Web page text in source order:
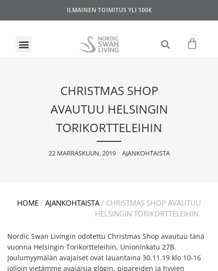
ILMAINEN TOIMITUS YLI 100€
CHRISTMAS SHOP
AVAUTUU HELSINGIN
TORIKORTTELEIHIN
22 MARRASKUUN, 2019 AJANKOHTAISTA
HOME / AJANKOHTAISTA/ CHRISTMAS SHOP AVAUTUU
HELSINGIN TORIKORTTELEIHIN
Nordic Swan Livingin odotettu Christmas Shop avautuu tänä
vuonna Helsingin Torikortteleihin, Unioninkatu 27B.
Joulumyymälän avajaiset ovat lauantaina 30.11.19 klo 10-16
jolloin vietämme avajaisia glögin, pipareiden ja hyvien